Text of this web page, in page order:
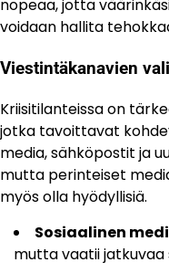
nopeaa, jotta
voidaan hallita
Viestintäkanavien
Kriisitilanteissa on
jotka tavoittavat
media, sähköpostit ja
mutta perinteiset
myös olla hyödyllisiä.
Sosiaalinen
mutta vaatii jatkuvaa